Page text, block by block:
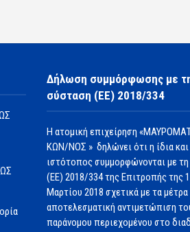
Δήλωση συμμόρφωσης με
σύσταση (ΕΕ) 2018/334
Η ατομική επιχείρηση
ΚΩΝ/ΝΟΣ » δηλώνει ότι η ίδια
ιστότοπος συμμορφώνονται με
(ΕΕ) 2018/334 της Επιτροπής της
Μαρτίου 2018 σχετικά με τα μέτρα
αποτελεσματική αντιμετώπιση
παράνομου περιεχομένου στο